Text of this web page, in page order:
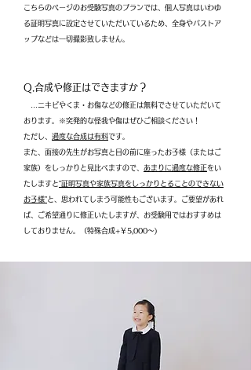
こちらのページのお受験写真のプランでは、個人写真はいわゆ
る証明写真に設定させていただいているため、全身やバストア
ップなどは一切撮影致しません。
Q.合成や修正はできますか？
…ニキビやくま・お傷などの修正は無料でさせていただいて
おります。※突発的な怪我や傷はぜひご相談ください！
ただし、 過度な合成は有料です。
また、面接の先生がお写真と目の前に座ったお子様（またはご
家族）をしっかりと見比べますので、 あまりに過度な修正 をい
たしますと”証明写真や家族写真をしっかりとることのできない
お子様”と、思われてしまう可能性もございます。ご要望があれ
ば、ご希望通りに修正いたしますが、お受験用ではおすすめは
しておりません。（特殊合成+￥5,000～)